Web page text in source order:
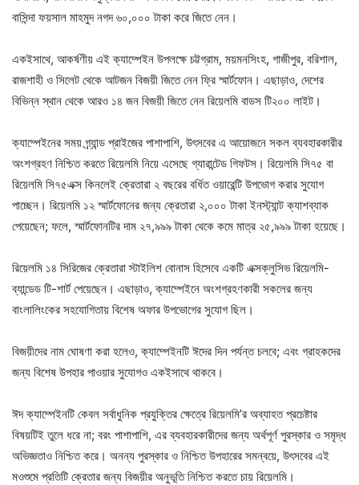
বাসিন্দা ফয়সাল মাহমুদ নগদ ৬০,০০০ টাকা করে জিতে নেন।
একইসাথে, আকর্ষণীয় এই ক্যাম্পেইন উপলক্ষে চট্টগ্রাম, ময়মনসিংহ, গাজীপুর, বরিশাল,
রাজশাহী ও সিলেট থেকে আটজন বিজয়ী জিতে নেন ফ্রি স্মার্টফোন। এছাড়াও, দেশের
বিভিন্ন স্থান থেকে আরও ১৪ জন বিজয়ী জিতে নেন রিয়েলমি বাডস টি২০০ লাইট।
ক্যাম্পেইনের সময় গ্র্যান্ড প্রাইজের পাশাপাশি, উৎসবের এ আয়োজনে সকল ব্যবহারকারীর
অংশগ্রহণ নিশ্চিত করতে রিয়েলমি নিয়ে এসেছে গ্যারান্টেড গিফটস। রিয়েলমি সি৭৫ বা
রিয়েলমি সি৭৫এক্স কিনলেই ক্রেতারা ২ বছরের বর্ধিত ওয়ারেন্টি উপভোগ করার সুযোগ
পাচ্ছেন। রিয়েলমি ১২ স্মার্টফোনের জন্য ক্রেতারা ২,০০০ টাকা ইনস্ট্যান্ট ক্যাশব্যাক
পেয়েছেন; ফলে, স্মার্টফোনটির দাম ২৭,৯৯৯ টাকা থেকে কমে মাত্র ২৫,৯৯৯ টাকা হয়েছে।
রিয়েলমি ১৪ সিরিজের ক্রেতারা স্টাইলিশ বোনাস হিসেবে একটি এক্সক্লুসিভ রিয়েলমি-
ব্যান্ডেড টি-শার্ট পেয়েছেন। এছাড়াও, ক্যাম্পেইনে অংশগ্রহণকারী সকলের জন্য
বাংলালিংকের সহযোগিতায় বিশেষ অফার উপভোগের সুযোগ ছিল।
বিজয়ীদের নাম ঘোষণা করা হলেও, ক্যাম্পেইনটি ঈদের দিন পর্যন্ত চলবে; এবং গ্রাহকদের
জন্য বিশেষ উপহার পাওয়ার সুযোগও একইসাথে থাকবে।
ঈদ ক্যাম্পেইনটি কেবল সর্বাধুনিক প্রযুক্তির ক্ষেত্রে রিয়েলমি’র অব্যাহত প্রচেষ্টার
বিষয়টিই তুলে ধরে না; বরং পাশাপাশি, এর ব্যবহারকারীদের জন্য অর্থপূর্ণ পুরস্কার ও সমৃদ্ধ
অভিজ্ঞতাও নিশ্চিত করে। অনন্য পুরস্কার ও নিশ্চিত উপহারের সমন্বয়ে, উৎসবের এই
মওশুমে প্রতিটি ক্রেতার জন্য বিজয়ীর অনুভূতি নিশ্চিত করতে চায় রিয়েলমি।